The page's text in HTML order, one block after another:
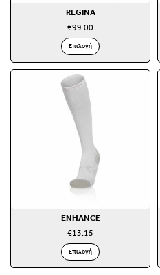
REGINA
€99.00
Επιλογή
ENHANCE
€13.15
Επιλογή